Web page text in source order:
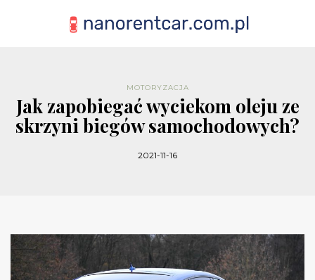
MOTORYZACJA
Jak zapobiegać wyciekom oleju ze
skrzyni biegów samochodowych?
2021-11-16